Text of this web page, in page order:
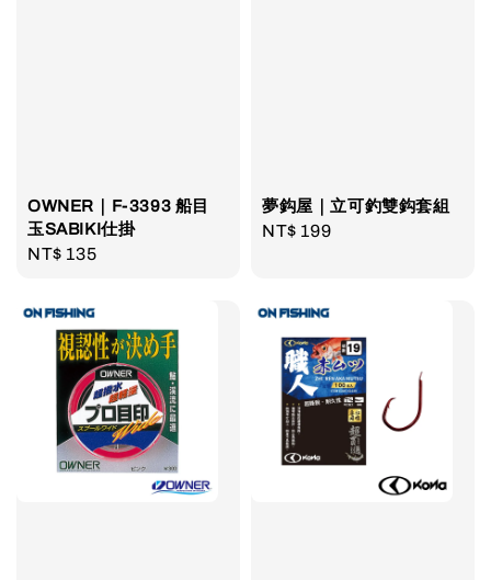
OWNER｜F-3393 船目
玉SABIKI仕掛
Regular
NT$ 135
夢鈎屋｜立可釣雙鈎套組
Regular
NT$ 199